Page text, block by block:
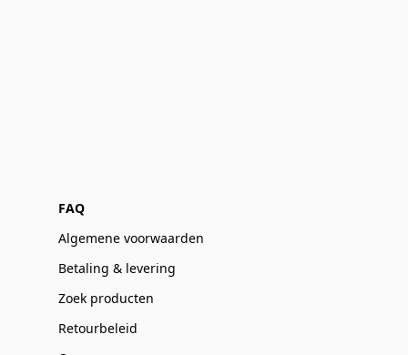
FAQ
Algemene voorwaarden
Betaling & levering
Zoek producten
Retourbeleid